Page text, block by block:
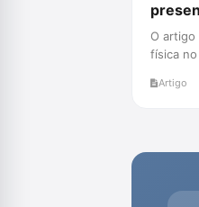
O artigo
física
Artigo